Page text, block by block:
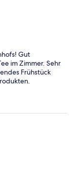
Gut
im Zimmer. Sehr
Frühstück